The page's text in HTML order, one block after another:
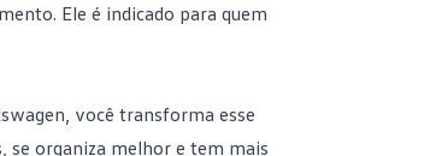
Ele é indicado para quem
você transforma esse
se organiza melhor e tem mais